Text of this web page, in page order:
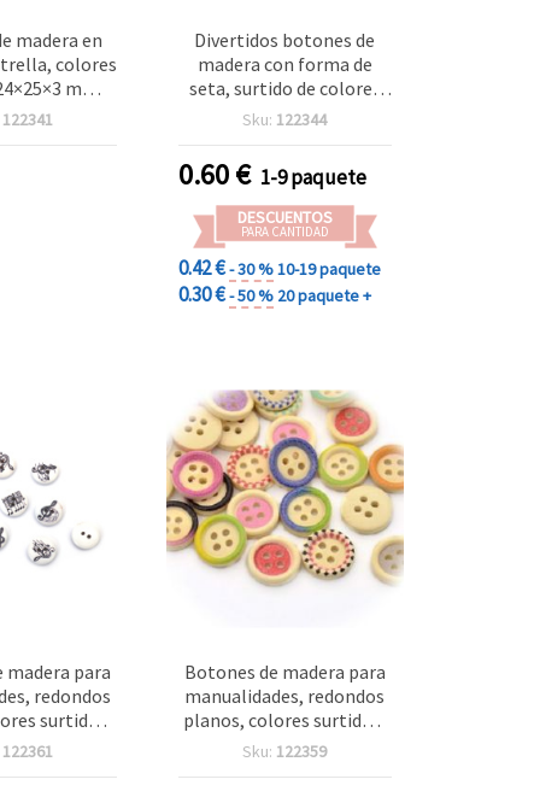
madera en
colores
mm,
mm – Pack
122341
Divertidos botones de
madera con forma de
seta, surtido de colores
21x25x2 mm con orificio
DIY, manualidades y
scrapbooking
Sku: 122344
0.60€ 1-9 paquete
DESCUENTOS
PARA CANTIDAD
0.42 €- 30 %10-19 paquete
0.30 €- 50 % 20 paquete +
madera para
redondos
surtidos,
2 mm,
122361
Botones de madera para
manualidades, redondos
planos, colores surtidos,
15 x 4 mm, agujero 2 mm,
Sku: 122359